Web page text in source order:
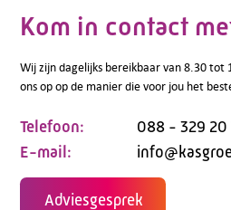
Kom in contact
Wij zijn dagelijks bereikbaar van 8.30
ons op op de manier die voor jou het
Telefoon:
088 - 329 20
E-mail:
Adviesgesprek